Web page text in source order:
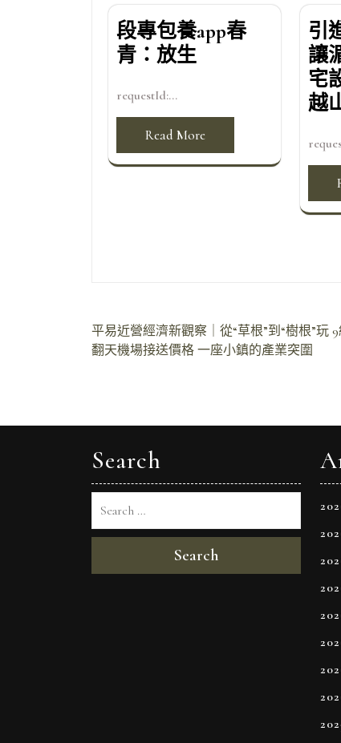
段專包養app春
青：放生
requestId:...
Read More
引
讓
宅
越
文
章
覽
平易近營經濟新觀察｜從“草根”到“樹根”玩
翻天機場接送價格 一座小鎮的產業突圍
Search
Search